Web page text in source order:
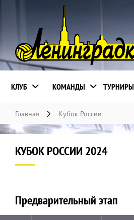
КЛУБ КОМАНДЫ ТУРНИРЫ
Главная Кубок России
КУБОК РОССИИ 2024
Предварительный этап